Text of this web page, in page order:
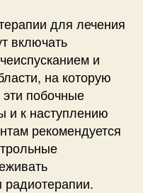
для лечения
включать
и
на которую
побочные
к наступлению
рекомендуется